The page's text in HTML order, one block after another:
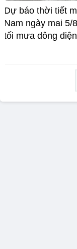
Dự báo thời tiết
Nam ngày mai 5/
tối mưa dông